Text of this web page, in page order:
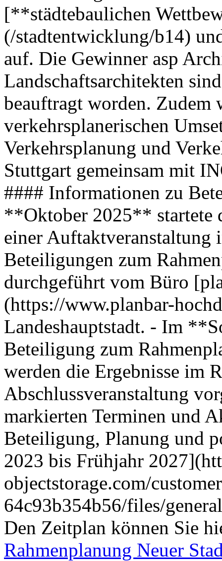
[**städtebaulichen
(/stadtentwicklung/b14)
auf. Die Gewinner asp
Landschaftsarchitekten
beauftragt worden. Zudem
verkehrsplanerischen
Verkehrsplanung und
Stuttgart gemeinsam mit
#### Informationen zu
**Oktober 2025** startete
einer Auftaktveranstaltung
Beteiligungen zum
durchgeführt vom Büro
(https://www.planbar-
Landeshauptstadt. - Im
Beteiligung zum
werden die Ergebnisse im
Abschlussveranstaltung
markierten Terminen und
Beteiligung, Planung und
2023 bis Frühjahr
objectstorage.com/
64c93b354b56/files/
Den Zeitplan können Sie
Rahmenplanung Neuer